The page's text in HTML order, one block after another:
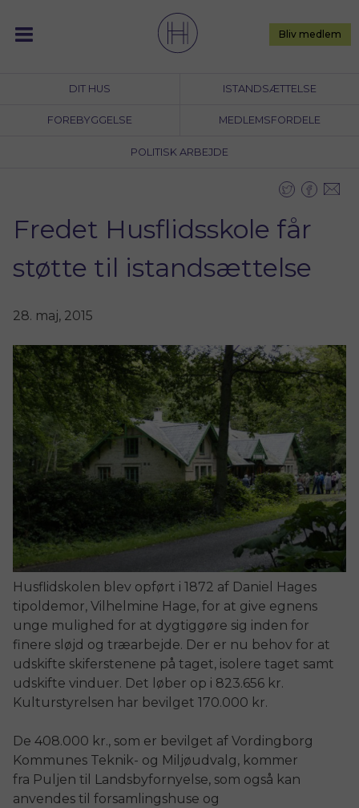
content
DIT HUS ISTANDSÆTTELSE
FOREBYGGELSE MEDLEMSFORDELE
POLITISK ARBEJDE
Bliv medlem
Fredet Husflidsskole får
støtte til istandsættelse
28. maj, 2015
Husflidskolen blev opført i 1872 af Daniel Hages
tipoldemor, Vilhelmine Hage, for at give egnens
unge mulighed for at dygtiggøre sig inden for
finere sløjd og træarbejde. Der er nu behov for at
udskifte skiferstenene på taget, isolere taget samt
udskifte vinduer. Det løber op i 823.656 kr.
Kulturstyrelsen har bevilget 170.000 kr.
De 408.000 kr., som er bevilget af Vordingborg
Kommunes Teknik- og Miljøudvalg, kommer
fra Puljen til Landsbyfornyelse, som også kan
anvendes til forsamlingshuse og